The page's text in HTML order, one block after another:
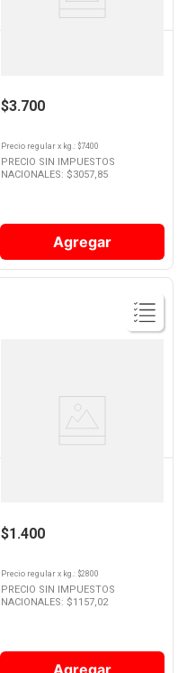
$3.700
Precio regularx kg.: $7400
PRECIO SIN IMPUESTOS
NACIONALES: $3057,85
Agregar
Ver
Producto
$1.400
Precio regularx kg. : $2800
PRECIO SIN IMPUESTOS
NACIONALES: $1157,02
Agregar